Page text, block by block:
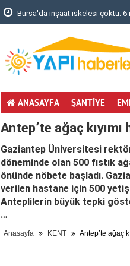
Bursa'da inşaat iskelesi çöktü: 6
ANASAYFA ŞANTİYE
Antep’te ağaç kıyımı
Gaziantep Üniversitesi
döneminde olan 500 fıstık
önünde nöbete başladı.
verilen hastane için 500
Anteplilerin büyük tepki
…
Anasayfa KENT Antep’te ağaç